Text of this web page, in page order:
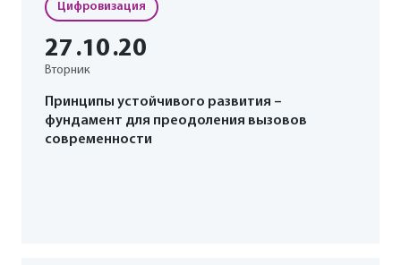
Цифровизация
27 .10.20
Вторник
Принципы устойчивого развития –
фундамент для преодоления вызовов
современности